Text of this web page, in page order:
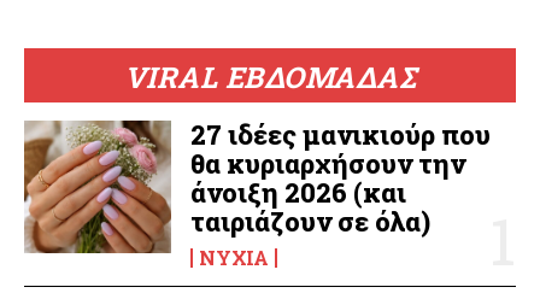
VIRAL ΕΒΔΟΜΑΔΑΣ
27 ιδέες μανικιούρ που
θα κυριαρχήσουν την
άνοιξη 2026 (και
ταιριάζουν σε όλα)
ΝΎΧΙΑ